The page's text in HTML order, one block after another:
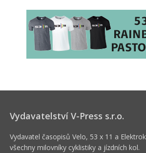
Vydavatelství V-Press s.r.o.
Vydavatel časopisů Velo, 53 x 11 a
všechny milovníky cyklistiky a jízdních kol.